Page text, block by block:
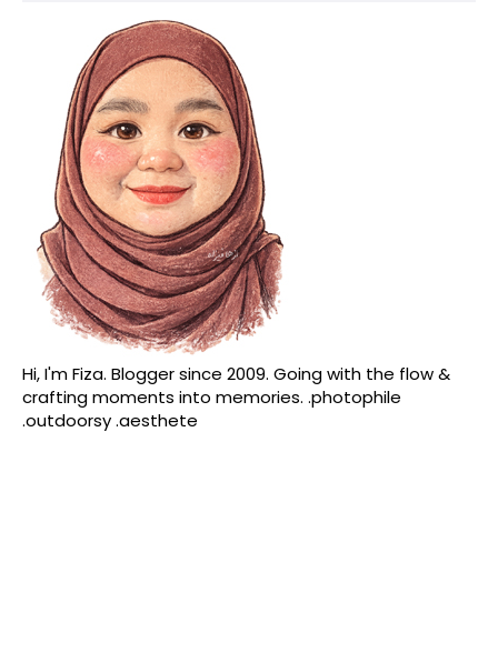
Hi, I'm Fiza. Blogger since 2009. Going with the flow &
crafting moments into memories. .photophile
.outdoorsy .aesthete